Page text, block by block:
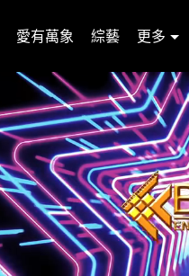
愛有萬象 綜藝 更多